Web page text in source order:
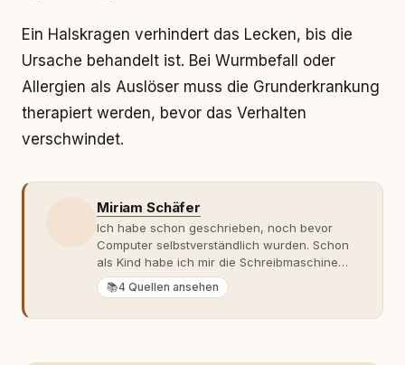
Ein Halskragen verhindert das Lecken, bis die
Ursache behandelt ist. Bei Wurmbefall oder
Allergien als Auslöser muss die Grunderkrankung
therapiert werden, bevor das Verhalten
verschwindet.
Miriam Schäfer
Ich habe schon geschrieben, noch bevor
Computer selbstverständlich wurden. Schon
als Kind habe ich mir die Schreibmaschine
meiner Eltern geschnappt und drauflos
getippt: Geschichten, Beobachtungen,
📚4 Quellen ansehen